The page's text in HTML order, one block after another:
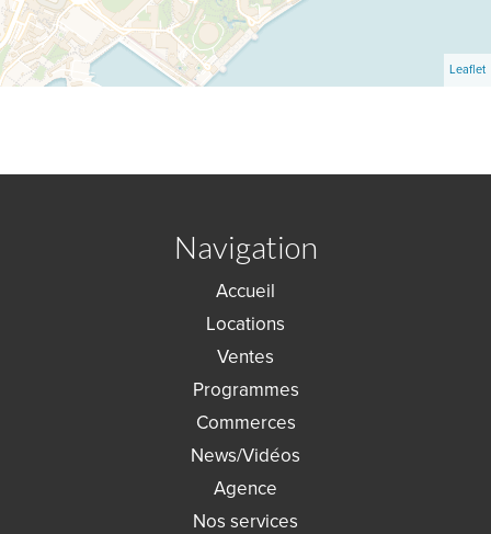
Leaflet
Navigation
Accueil
Locations
Ventes
Programmes
Commerces
News/Vidéos
Agence
Nos services